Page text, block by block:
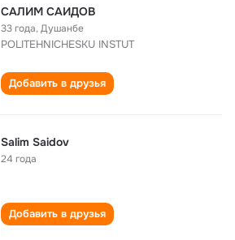
САЛИМ САИДОВ
33 года,Душанбе
POLITEHNICHESKU INSTUT
Добавить в друзья
Salim Saidov
24 года
Добавить в друзья